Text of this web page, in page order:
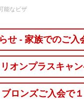
能なビザ
せ - 家族でのご入
オンプラスキャ
ロンズご入会で